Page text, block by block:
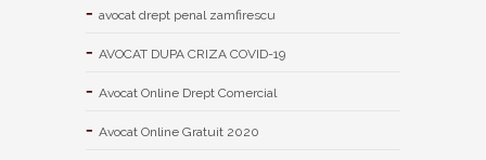
avocat drept penal zamfirescu
AVOCAT DUPA CRIZA COVID-19
Avocat Online Drept Comercial
Avocat Online Gratuit 2020